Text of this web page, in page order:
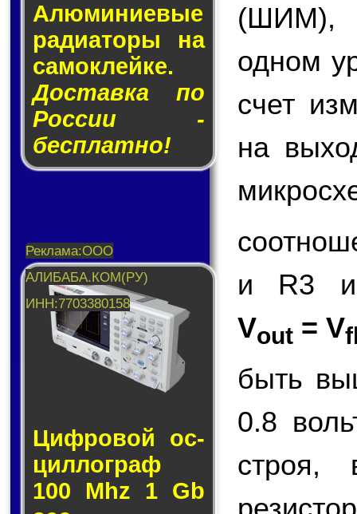
Алюминие­вые
ра­ди­а­то­ры на
са­мо­клей­ке.
Доставка по
России -
бесплатно!
Циф­ро­вой ос­
цил­лог­раф
100 Mhz 1 Gb
(ШИМ),
одном
счет
на
и R3 и
Vout = V
быть
0.8
строя,